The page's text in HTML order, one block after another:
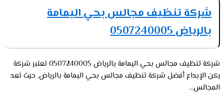
شركة تنظيف مجالس بحي اليمامة
بالرياض 0507240005
شركة تنظيف مجالس بحي اليمامة بالرياض 0507240005 تعتبر شركة
ركن الإبداع أفضل شركة تنظيف مجالس بحي اليمامة بالرياض. حيث تعد
المجالس...